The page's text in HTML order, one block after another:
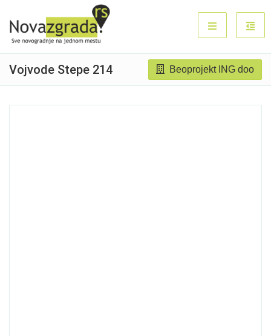
Vojvode Stepe 214 Beoprojekt ING doo